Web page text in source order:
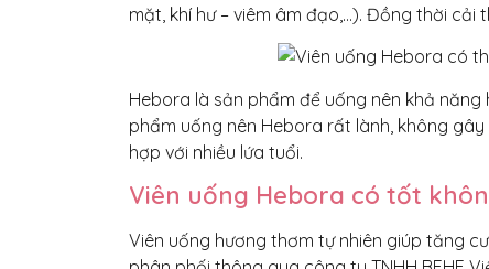
mặt, khí hư – viêm âm đạo,…). Đồng thời cải
Hebora là sản phẩm để uống nên khả
phẩm uống nên Hebora rất lành, không
hợp với nhiều lứa tuổi.
Viên uống Hebora có tốt
Viên uống hương thơm tự nhiên giúp tăng